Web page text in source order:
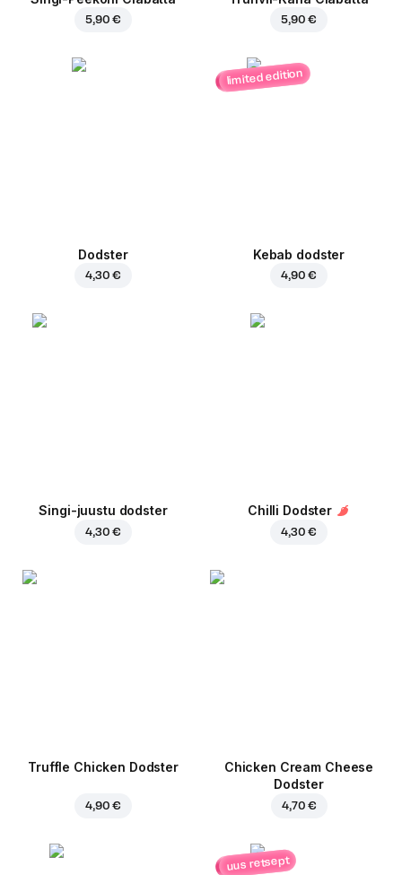
5,90 € 5,90 €
Dodster
4,30 €
limited edition
Kebab dodster
4,90 €
Singi-juustu dodster
4,30 €
Chilli Dodster
4,30 €
Truffle Chicken Dodster
4,90 €
Chicken Cream Cheese
Dodster
4,70 €
uus retsept